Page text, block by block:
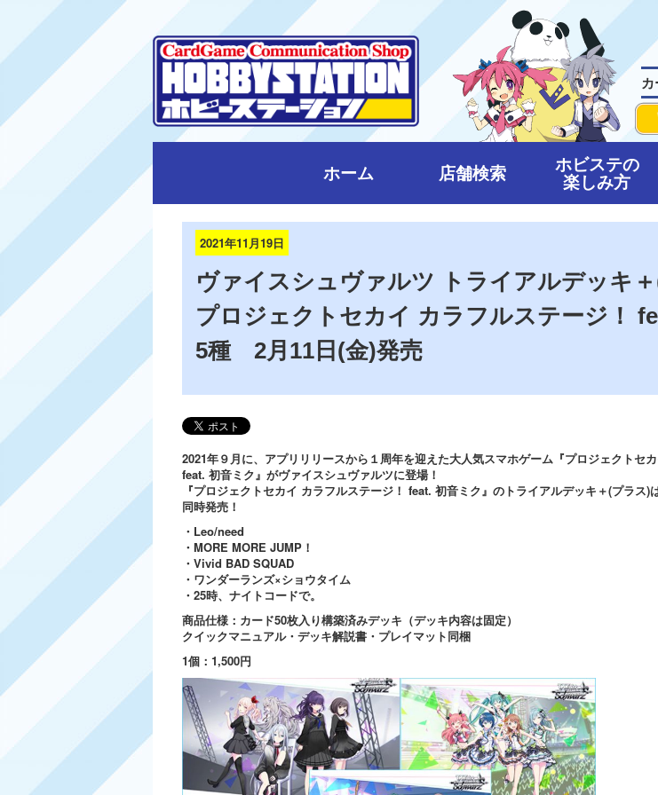
ホーム 店舗検索 ホビステの
楽しみ方
2021年11月19日
ヴァイスシュヴァルツ トライアルデッキ
プロジェクトセカイ カラフルステージ！
5種 2月11日(金)発売
2021年９月に、アプリリリースから１周年を迎えた大人気スマホゲーム『プロジェクトセ
feat. 初音ミク』がヴァイスシュヴァルツに登場！
『プロジェクトセカイ カラフルステージ！ feat. 初音ミク』のトライアルデッキ＋(プラス)
同時発売！
・Leo/need
・MORE MORE JUMP！
・Vivid BAD SQUAD
・ワンダーランズ×ショウタイム
・25時、ナイトコードで。
商品仕様：カード50枚入り構築済みデッキ（デッキ内容は固定）
クイックマニュアル・デッキ解説書・プレイマット同梱
1個：1,500円